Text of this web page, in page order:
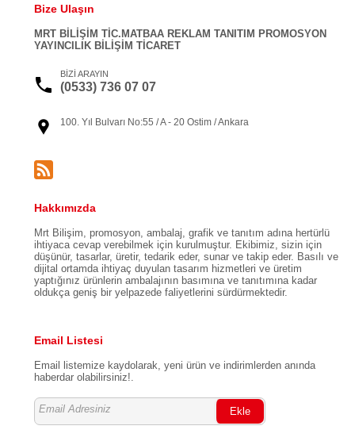
Bize Ulaşın
MRT BİLİŞİM TİC.MATBAA REKLAM TANITIM PROMOSYON
YAYINCILIK BİLİŞİM TİCARET
BİZİ ARAYIN
(0533) 736 07 07
100. Yıl Bulvarı No:55 / A - 20 Ostim / Ankara
Hakkımızda
Mrt Bilişim, promosyon, ambalaj, grafik ve tanıtım adına hertürlü
ihtiyaca cevap verebilmek için kurulmuştur. Ekibimiz, sizin için
düşünür, tasarlar, üretir, tedarik eder, sunar ve takip eder. Basılı ve
dijital ortamda ihtiyaç duyulan tasarım hizmetleri ve üretim
yaptığınız ürünlerin ambalajının basımına ve tanıtımına kadar
oldukça geniş bir yelpazede faliyetlerini sürdürmektedir.
Email Listesi
Email listemize kaydolarak, yeni ürün ve indirimlerden anında
haberdar olabilirsiniz!.
Ekle